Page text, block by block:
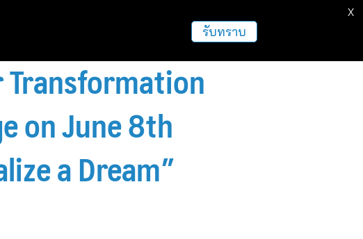
ฝากข่าวประชาสัมพันธ์
Transformation
on June 8th
a Dream”
รับทราบ
X